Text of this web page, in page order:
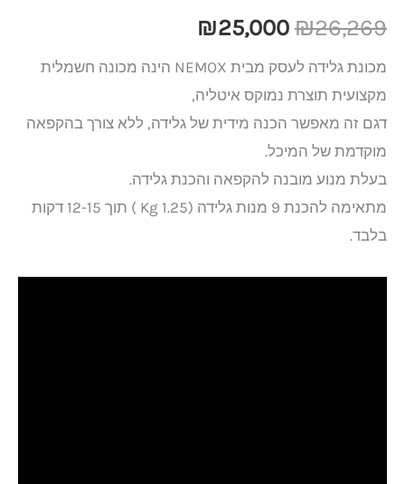
₪26,269
₪25,000
מכונת גלידה לעסק מבית NEMOX הינה מכונה חשמלית
מקצועית תוצרת נמוקס איטליה,
דגם זה מאפשר הכנה מידית של גלידה, ללא צורך בהקפאה
מוקדמת של המיכל.
בעלת מנוע מובנה להקפאה והכנת גלידה.
מתאימה להכנת 9 מנות גלידה (Kg 1.25 ) תוך 12-15 דקות
בלבד.